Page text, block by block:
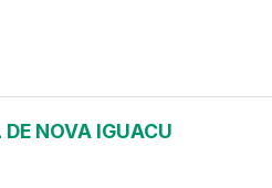
NOVA IGUACU